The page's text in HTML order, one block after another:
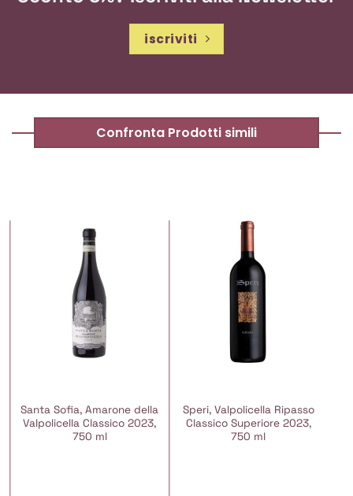
iscriviti
Confronta Prodotti simili
Santa Sofia, Amarone della
Valpolicella Classico 2023,
750 ml
Speri, Valpolicella Ripasso
Classico Superiore 2023,
750 ml